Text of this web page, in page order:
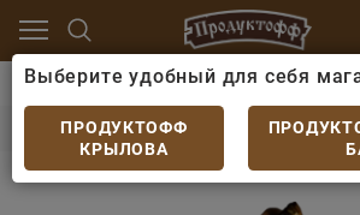
Рыба холодного
Чехонь х/к
Выберите удобный для себя
ПРОДУКТОФФ
КРЫЛОВА